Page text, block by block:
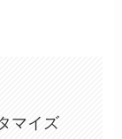
マイズ